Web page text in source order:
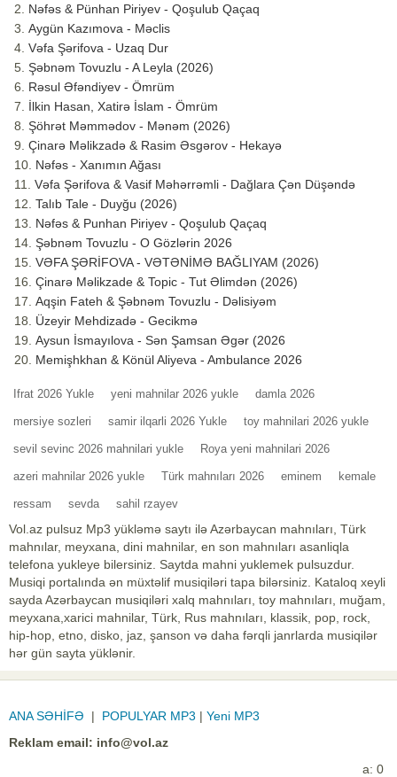
Nəfəs & Pünhan Piriyev - Qoşulub Qaçaq
Aygün Kazımova - Məclis
Vəfa Şərifova - Uzaq Dur
Şəbnəm Tovuzlu - A Leyla (2026)
Rəsul Əfəndiyev - Ömrüm
İlkin Hasan, Xatirə İslam - Ömrüm
Şöhrət Məmmədov - Mənəm (2026)
Çinarə Məlikzadə & Rasim Əsgərov - Hekayə
Nəfəs - Xanımın Ağası
Vəfa Şərifova & Vasif Məhərrəmli - Dağlara Çən Düşəndə
Talıb Tale - Duyğu (2026)
Nəfəs & Punhan Piriyev - Qoşulub Qaçaq
Şəbnəm Tovuzlu - O Gözlərin 2026
VƏFA ŞƏRİFOVA - VƏTƏNİMƏ BAĞLIYAM (2026)
Çinarə Məlikzade & Topic - Tut Əlimdən (2026)
Aqşin Fateh & Şəbnəm Tovuzlu - Dəlisiyəm
Üzeyir Mehdizadə - Gecikmə
Aysun İsmayılova - Sən Şamsan Əgər (2026
Memişhkhan & Könül Aliyeva - Ambulance 2026
Ifrat 2026 Yukle yeni mahnilar 2026 yukle damla 2026
mersiye sozleri samir ilqarli 2026 Yukle toy mahnilari 2026 yukle
sevil sevinc 2026 mahnilari yukle Roya yeni mahnilari 2026
azeri mahnilar 2026 yukle Türk mahnıları 2026 eminem kemale
ressam sevda sahil rzayev
Vol.az pulsuz Mp3 yükləmə saytı ilə Azərbaycan mahnıları, Türk
mahnılar, meyxana, dini mahnilar, en son mahnıları asanliqla
telefona yukleye bilersiniz. Saytda mahni yuklemek pulsuzdur.
Musiqi portalında ən müxtəlif musiqiləri tapa bilərsiniz. Kataloq xeyli
sayda Azərbaycan musiqiləri xalq mahnıları, toy mahnıları, muğam,
meyxana,xarici mahnilar, Türk, Rus mahnıları, klassik, pop, rock,
hip-hop, etno, disko, jaz, şanson və daha fərqli janrlarda musiqilər
hər gün sayta yüklənir.
ANA SƏHİFƏ | POPULYAR MP3 | Yeni MP3
Reklam email: info@vol.az
a: 0